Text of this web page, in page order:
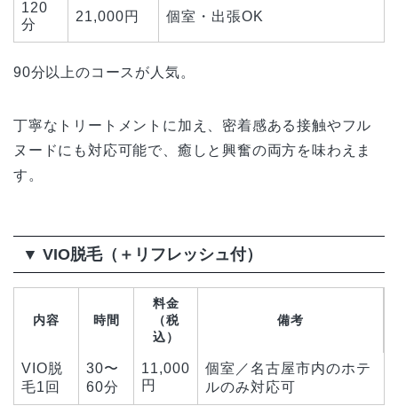
120
分
21,000円 個室・出張OK
90分以上のコースが人気。
丁寧なトリートメントに加え、密着感ある接触やフル
ヌードにも対応可能で、癒しと興奮の両方を味わえま
す。
▼ VIO脱毛（＋リフレッシュ付）
内容 時間
料金
（税
込）
備考
VIO脱
毛1回
30〜
60分
11,000
円
個室／名古屋市内のホテ
ルのみ対応可